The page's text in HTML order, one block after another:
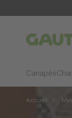
Gautier
Canapés
Accueil